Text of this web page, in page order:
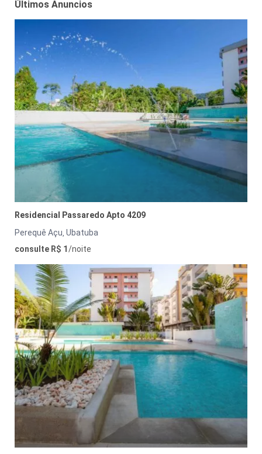
Últimos Anuncios
Residencial Passaredo Apto 4209
Perequê Açu, Ubatuba
consulte R$ 1 /noite